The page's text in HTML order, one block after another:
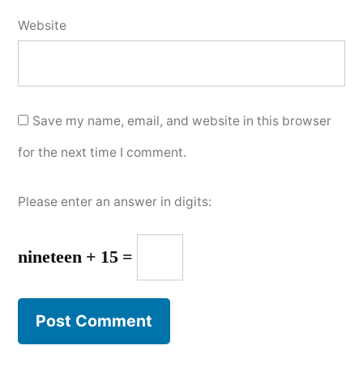
Website
Save my name, email, and website in this browser
for the next time I comment.
Please enter an answer in digits:
nineteen + 15 =